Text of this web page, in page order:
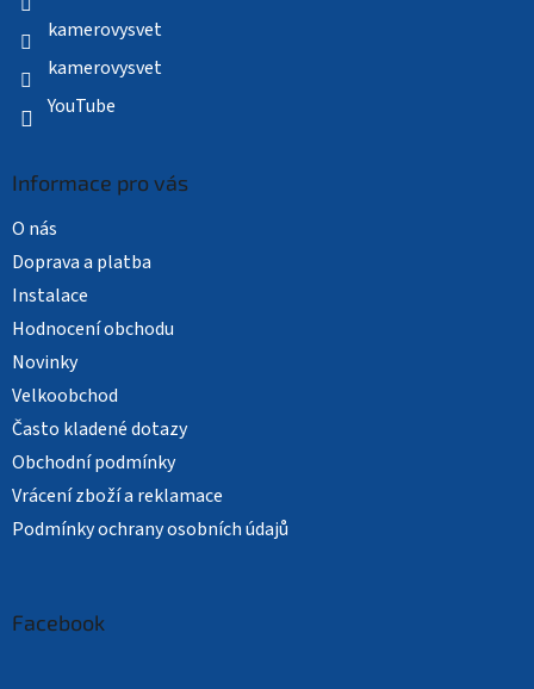
kamerovysvet
kamerovysvet
YouTube
Informace pro vás
O nás
Doprava a platba
Instalace
Hodnocení obchodu
Novinky
Velkoobchod
Často kladené dotazy
Obchodní podmínky
Vrácení zboží a reklamace
Podmínky ochrany osobních údajů
Facebook